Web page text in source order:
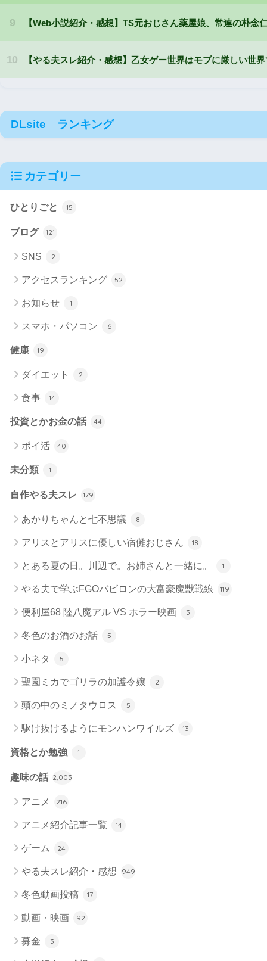
DLsite ランキング
カテゴリー
ひとりごと 15
ブログ 121
SNS 2
アクセスランキング 52
お知らせ 1
スマホ・パソコン 6
健康 19
ダイエット 2
食事 14
投資とかお金の話 44
ポイ活 40
未分類 1
自作やる夫スレ 179
あかりちゃんと七不思議 8
アリスとアリスに優しい宿儺おじさん 18
とある夏の日。川辺で。お姉さんと一緒に。 1
やる夫で学ぶFGOバビロンの大富豪魔獣戦線 119
便利屋68 陸八魔アル VS ホラー映画 3
冬色のお酒のお話 5
小ネタ 5
聖園ミカでゴリラの加護令嬢 2
頭の中のミノタウロス 5
駆け抜けるようにモンハンワイルズ 13
資格とか勉強 1
趣味の話 2,003
アニメ 216
アニメ紹介記事一覧 14
ゲーム 24
やる夫スレ紹介・感想 949
冬色動画投稿 17
動画・映画 92
募金 3